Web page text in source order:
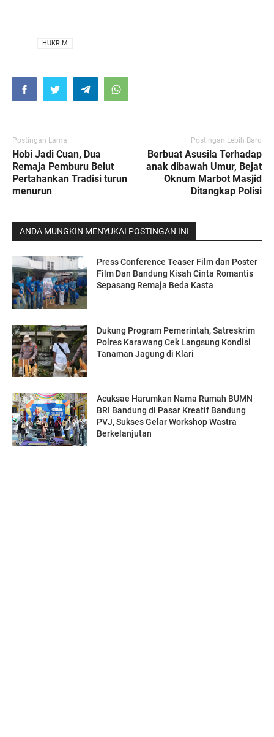
HUKRIM
Postingan Lama
Hobi Jadi Cuan, Dua
Remaja Pemburu Belut
Pertahankan Tradisi turun
menurun
Postingan Lebih Baru
Berbuat Asusila Terhadap
anak dibawah Umur, Bejat
Oknum Marbot Masjid
Ditangkap Polisi
ANDA MUNGKIN MENYUKAI POSTINGAN INI
Press Conference Teaser Film dan Poster
Film Dan Bandung Kisah Cinta Romantis
Sepasang Remaja Beda Kasta
Dukung Program Pemerintah, Satreskrim
Polres Karawang Cek Langsung Kondisi
Tanaman Jagung di Klari
Acuksae Harumkan Nama Rumah BUMN
BRI Bandung di Pasar Kreatif Bandung
PVJ, Sukses Gelar Workshop Wastra
Berkelanjutan